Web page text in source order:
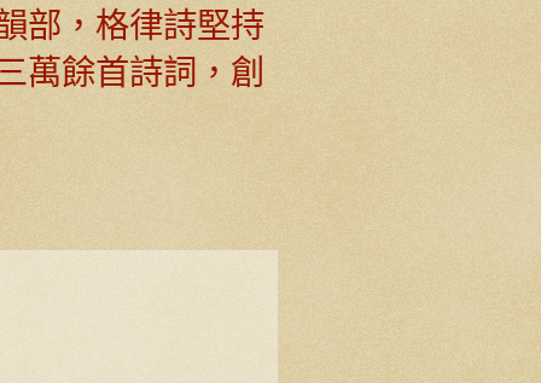
部，格律詩堅持
萬餘首詩詞，創